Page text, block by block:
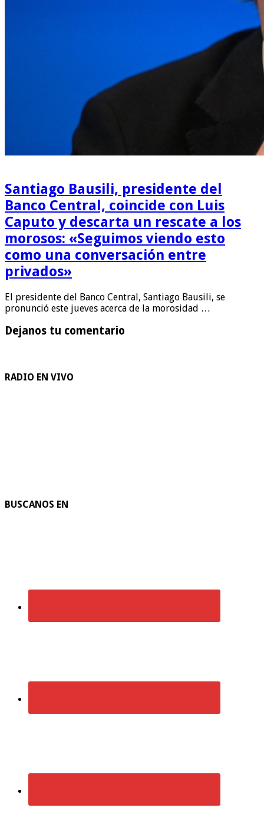
Santiago Bausili, presidente del
Banco Central, coincide con Luis
Caputo y descarta un rescate a los
morosos: «Seguimos viendo esto
como una conversación entre
privados»
El presidente del Banco Central, Santiago Bausili, se
pronunció este jueves acerca de la morosidad …
Dejanos tu comentario
RADIO EN VIVO
BUSCANOS EN